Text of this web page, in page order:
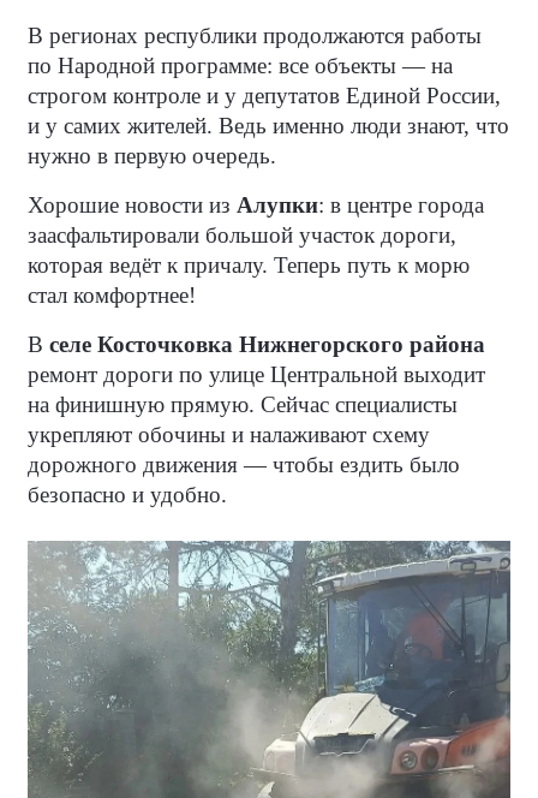
В регионах республики продолжаются работы
по Народной программе: все объекты — на
строгом контроле и у депутатов Единой России,
и у самих жителей. Ведь именно люди знают, что
нужно в первую очередь.
Хорошие новости из Алупки: в центре города
заасфальтировали большой участок дороги,
которая ведёт к причалу. Теперь путь к морю
стал комфортнее!
В селе Косточковка Нижнегорского района
ремонт дороги по улице Центральной выходит
на финишную прямую. Сейчас специалисты
укрепляют обочины и налаживают схему
дорожного движения — чтобы ездить было
безопасно и удобно.